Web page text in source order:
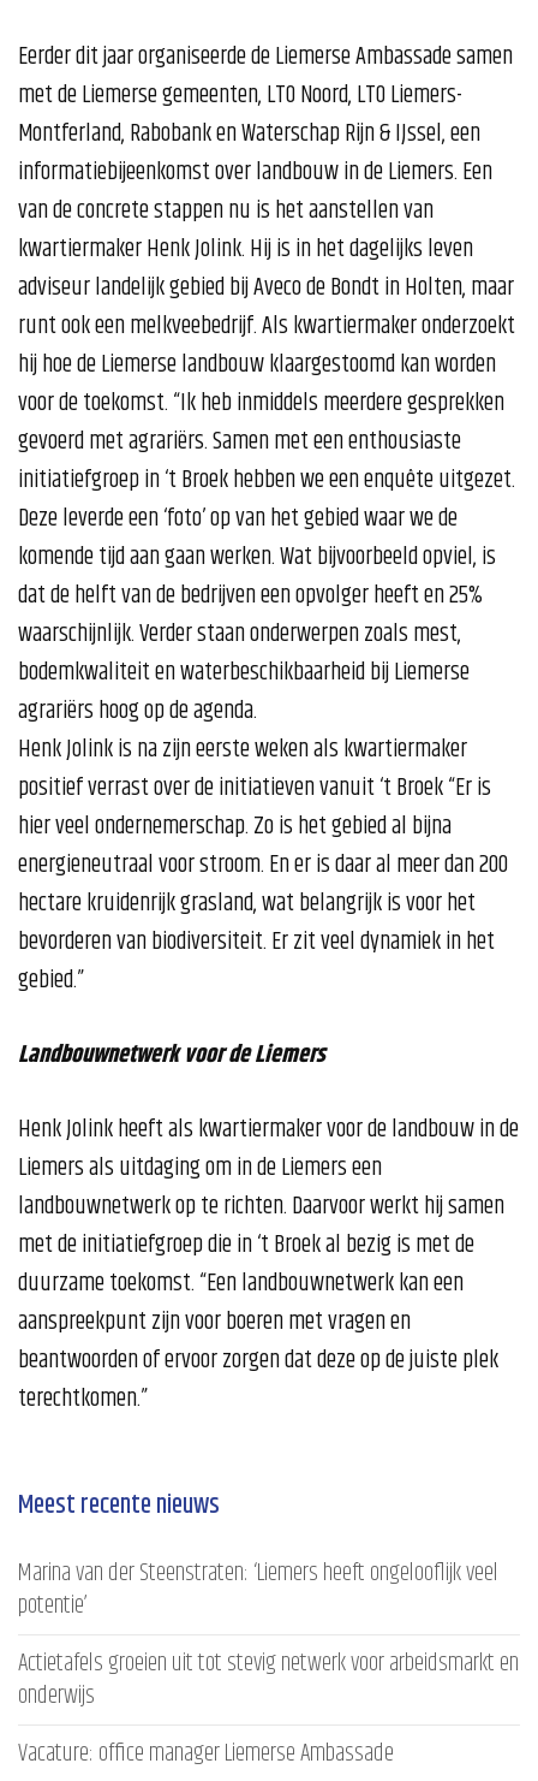
Eerder dit jaar organiseerde de Liemerse Ambassade samen
met de Liemerse gemeenten, LTO Noord, LTO Liemers-
Montferland, Rabobank en Waterschap Rijn & IJssel, een
informatiebijeenkomst over landbouw in de Liemers. Een
van de concrete stappen nu is het aanstellen van
kwartiermaker Henk Jolink. Hij is in het dagelijks leven
adviseur landelijk gebied bij Aveco de Bondt in Holten, maar
runt ook een melkveebedrijf. Als kwartiermaker onderzoekt
hij hoe de Liemerse landbouw klaargestoomd kan worden
voor de toekomst. “Ik heb inmiddels meerdere gesprekken
gevoerd met agrariërs. Samen met een enthousiaste
initiatiefgroep in ‘t Broek hebben we een enquête uitgezet.
Deze leverde een ‘foto’ op van het gebied waar we de
komende tijd aan gaan werken. Wat bijvoorbeeld opviel, is
dat de helft van de bedrijven een opvolger heeft en 25%
waarschijnlijk. Verder staan onderwerpen zoals mest,
bodemkwaliteit en waterbeschikbaarheid bij Liemerse
agrariërs hoog op de agenda.
Henk Jolink is na zijn eerste weken als kwartiermaker
positief verrast over de initiatieven vanuit ‘t Broek “Er is
hier veel ondernemerschap. Zo is het gebied al bijna
energieneutraal voor stroom. En er is daar al meer dan 200
hectare kruidenrijk grasland, wat belangrijk is voor het
bevorderen van biodiversiteit. Er zit veel dynamiek in het
gebied.”
Landbouwnetwerk voor de Liemers
Henk Jolink heeft als kwartiermaker voor de landbouw in de
Liemers als uitdaging om in de Liemers een
landbouwnetwerk op te richten. Daarvoor werkt hij samen
met de initiatiefgroep die in ‘t Broek al bezig is met de
duurzame toekomst. “Een landbouwnetwerk kan een
aanspreekpunt zijn voor boeren met vragen en
beantwoorden of ervoor zorgen dat deze op de juiste plek
terechtkomen.”
Meest recente nieuws
Marina van der Steenstraten: ‘Liemers heeft ongelooflijk veel
potentie’
Actietafels groeien uit tot stevig netwerk voor arbeidsmarkt en
onderwijs
Vacature: office manager Liemerse Ambassade